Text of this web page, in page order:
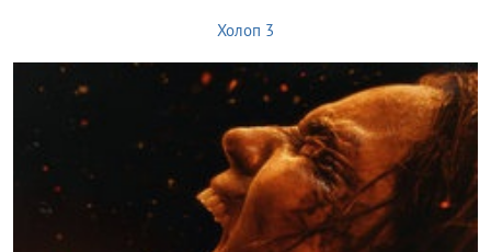
Холоп 3